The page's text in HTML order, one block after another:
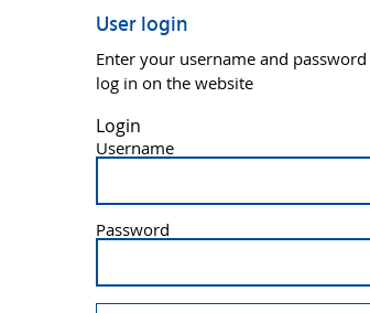
User login
Enter your username and
log in on the website
Login
Username
Password